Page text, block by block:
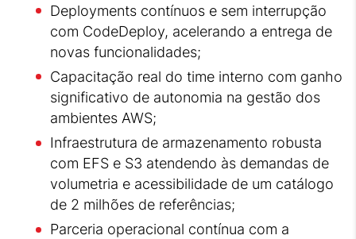
Deployments contínuos e sem interrupção
com CodeDeploy, acelerando a entrega de
novas funcionalidades;
Capacitação real do time interno com ganho
significativo de autonomia na gestão dos
ambientes AWS;
Infraestrutura de armazenamento robusta
com EFS e S3 atendendo às demandas de
volumetria e acessibilidade de um catálogo
de 2 milhões de referências;
Parceria operacional contínua com a